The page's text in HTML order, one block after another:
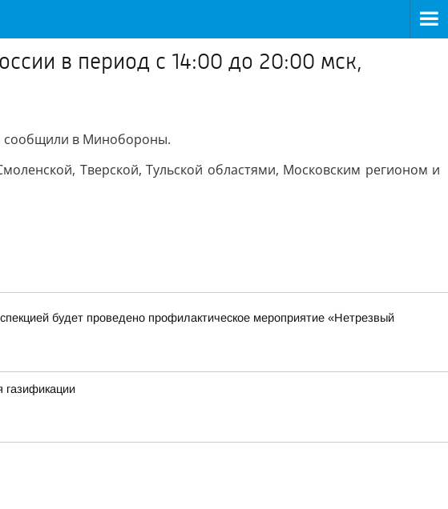
в период с 14:00 до 20:00 мск,
сообщили в Минобороны.
Тверской, Тульской областями, Московским регионом и
будет проведено профилактическое мероприятие «Нетрезвый
газификации